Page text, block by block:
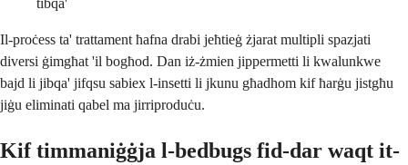
Il-proċess ta' trattament ħafna drabi jeħtieġ żjarat multipli spazjati
diversi ġimgħat 'il bogħod. Dan iż-żmien jippermetti li kwalunkwe
bajd li jibqa' jifqsu sabiex l-insetti li jkunu għadhom kif ħarġu jistgħu
jiġu eliminati qabel ma jirriproduċu.
Kif timmaniġġja l-bedbugs fid-dar waqt it-